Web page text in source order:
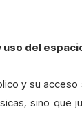
uso del
y su
sino que